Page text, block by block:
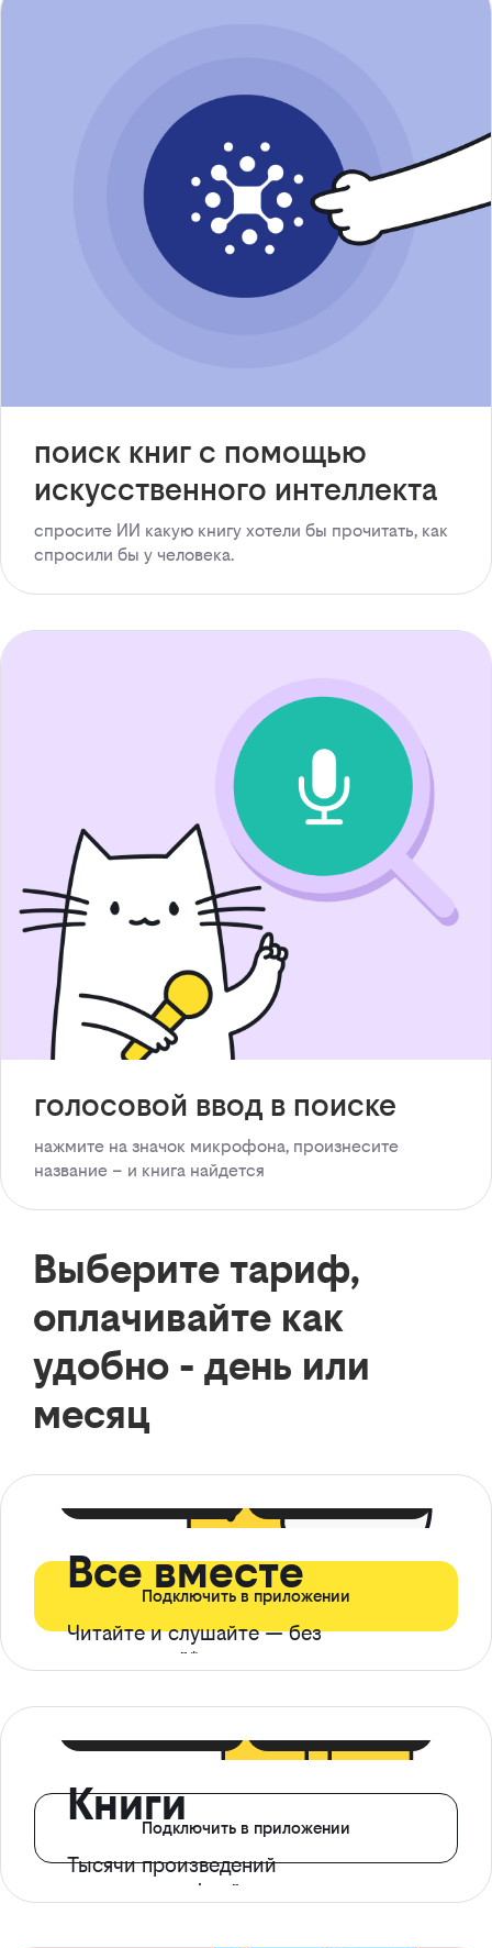
поиск книг с помощью
искусственного интеллекта
спросите ИИ какую книгу хотели бы прочитать, как
спросили бы у человека.
голосовой ввод в поиске
нажмите на значок микрофона, произнесите
название – и книга найдется
Выберите тариф,
оплачивайте как
удобно - день или
месяц
Все вместе
Читайте и слушайте — без
ограничений*
Подключить в приложении
Книги
Тысячи произведений
с доступом офлайн
Подключить в приложении